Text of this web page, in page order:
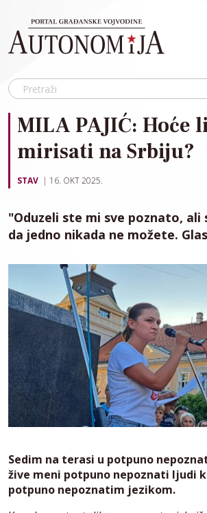
MILA PAJIĆ: Hoće
mirisati na Srbiju?
STAV 16. OKT 2025.
"Oduzeli ste mi sve poznato, ali
da jedno nikada ne možete.
Sedim na terasi u potpuno
žive meni potpuno nepoznati ljudi
potpuno nepoznatim jezikom.